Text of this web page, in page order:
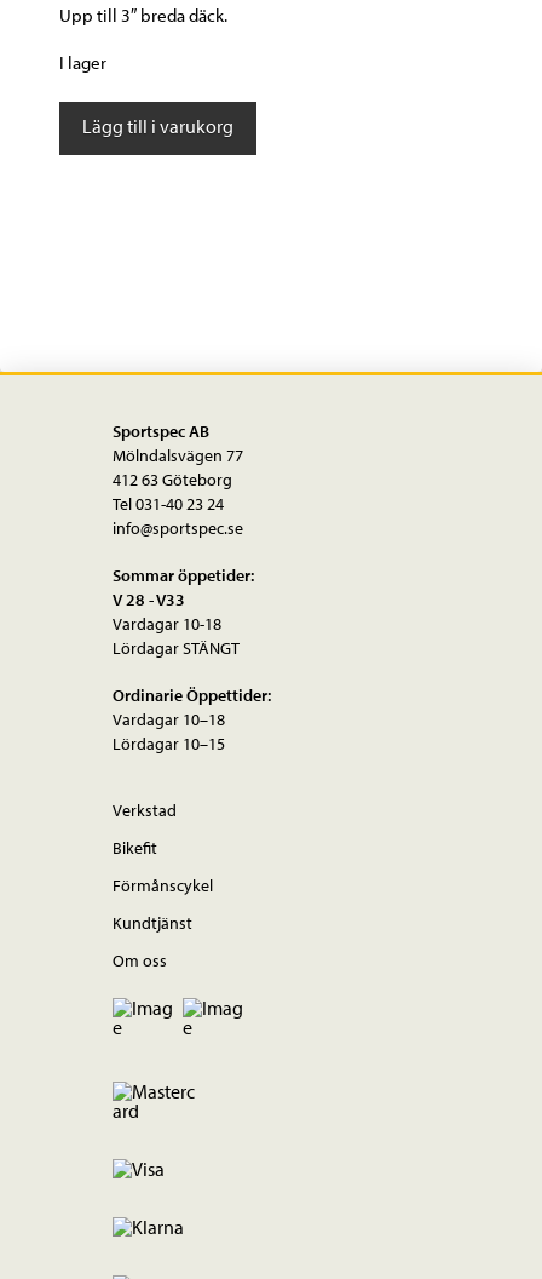
Upp till 3″ breda däck.
I lager
ZéfalLägg till i varukorg
Sportspec AB
Mölndalsvägen 77
412 63 Göteborg
Tel 031-40 23 24
info@sportspec.se
Sommar öppetider:
V 28 - V33
Vardagar 10-18
Lördagar STÄNGT
Ordinarie Öppettider:
Vardagar 10–18
Lördagar 10–15
Verkstad
Bikefit
Förmånscykel
Kundtjänst
Om oss